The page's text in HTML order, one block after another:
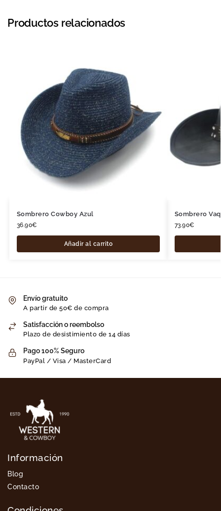
Productos relacionados
Sombrero Cowboy Azul
36.90€
Añadir al carrito
Sombrero
73.90€
Envío gratuito
A partir de 50€ de compra
Satisfacción o reembolso
Plazo de desistimiento de 14 días
Pago 100% Seguro
PayPal / Visa / MasterCard
Información
Blog
Contacto